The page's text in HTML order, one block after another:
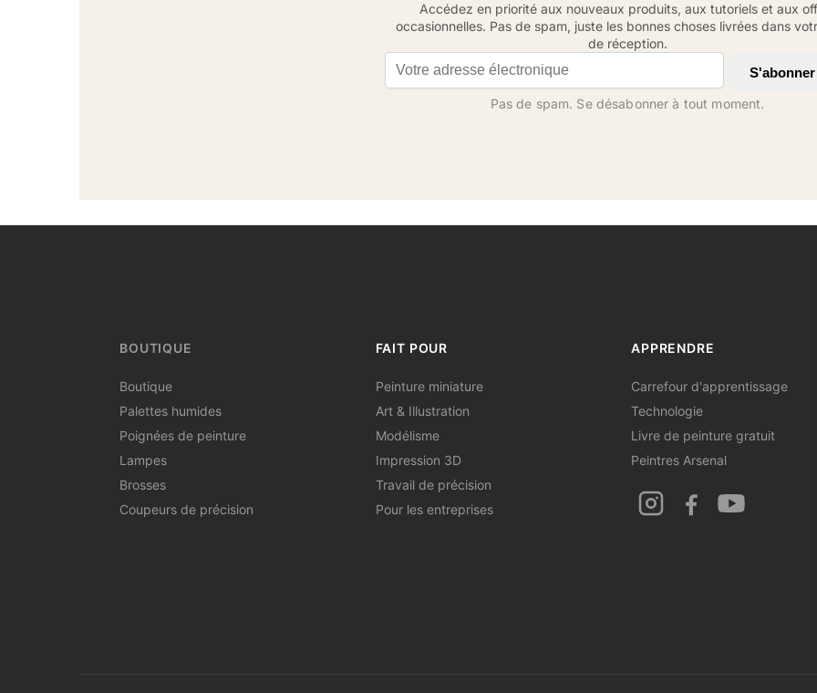
Accédez en priorité aux nouveaux produits, aux tutoriels et aux
occasionnelles. Pas de spam, juste les bonnes choses livrées dans
de réception.
Email address
S'abonner
Pas de spam. Se désabonner à tout moment.
BOUTIQUE
Boutique
Palettes humides
Poignées de peinture
Lampes
Brosses
Coupeurs de précision
FAIT POUR
Peinture miniature
Art & Illustration
Modélisme
Impression 3D
Travail de précision
Pour les entreprises
APPRENDRE
Carrefour d'apprentissage
Technologie
Livre de peinture gratuit
Peintres Arsenal